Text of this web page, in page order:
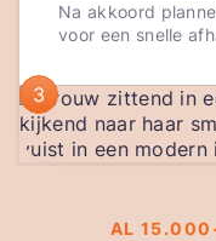
Na akkoord
voor een snelle
3
AL